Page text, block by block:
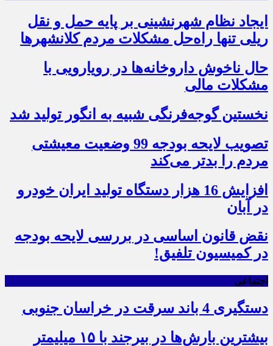
ایجاد نظام شهرنشینی بر پایه حمل و نقل
ریلی تنها راه‌حل مشکلات مردم کلانشهرها
حال ناخوش داروخانه‌ها در رویارویی با
مشکلات مالی
نخستین گوجه‌فرنگی شبیه به انگور تولید شد
تصویب لایحه بودجه 99 وضعیت معیشتی
مردم را بدتر می‌کند
افزایش 16 هزار دستگاه تولید ایران خودرو
در آبان
نقض قانون اساسی در بررسی لایحه بودجه
در کمیسیون تلفیق!
اجتماعی
دستگیری 4 باند سرقت در خراسان جنوبی
بیشترین بارش‌ها در بیرجند با ۱۵ میلیمتر